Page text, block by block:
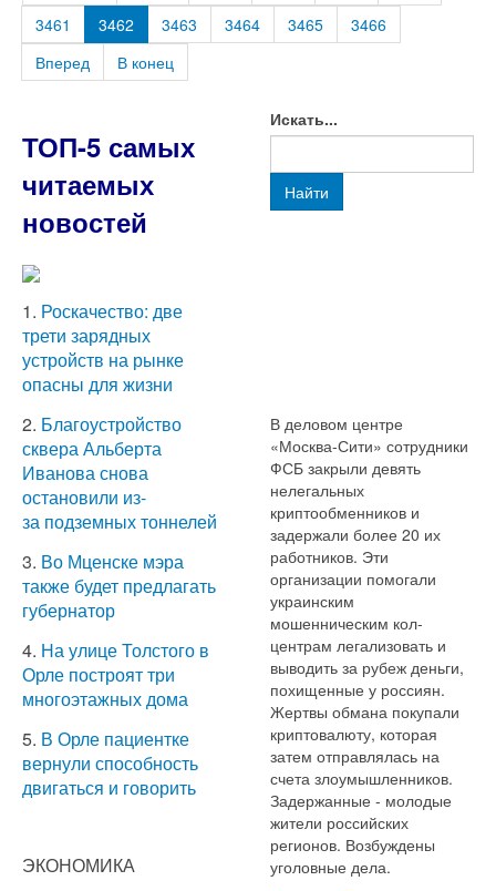
3461
3462 3463 3464 3465
3466
Вперед
В конец
ТОП-5 самых
читаемых
новостей
1. Роскачество: две
трети зарядных
устройств на рынке
опасны для жизни
2. Благоустройство
сквера Альберта
Иванова снова
остановили из-
за подземных тоннелей
3. Во Мценске мэра
также будет предлагать
губернатор
4. На улице Толстого в
Орле построят три
многоэтажных дома
5. В Орле пациентке
вернули способность
двигаться и говорить
ЭКОНОМИКА
Искать...
Найти
В деловом центре
«Москва-Сити» сотрудники
ФСБ закрыли девять
нелегальных
криптообменников и
задержали более 20 их
работников. Эти
организации помогали
украинским
мошенническим кол-
центрам легализовать и
выводить за рубеж деньги,
похищенные у россиян.
Жертвы обмана покупали
криптовалюту, которая
затем отправлялась на
счета злоумышленников.
Задержанные - молодые
жители российских
регионов. Возбуждены
уголовные дела.